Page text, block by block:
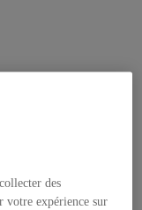
des
votre expérience sur